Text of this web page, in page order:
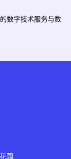
数字技术服务与数
园